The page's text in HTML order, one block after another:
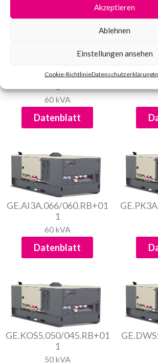
Akzeptieren
Ablehnen
Einstellungen ansehen
Cookie-RichtlinieDatenschutzerklärung
GE.AIS5.061/060.RB+01
1
60 kVA
Datenblatt
GE.AI3A.066/060.RB+01
1
60 kVA
Datenblatt
GE.KOS5.050/045.RB+01
1
50 kVA